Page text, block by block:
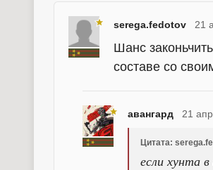
serega.fedotov 21
Шанс
составе со
авангард 21
Цитата:
если хунта